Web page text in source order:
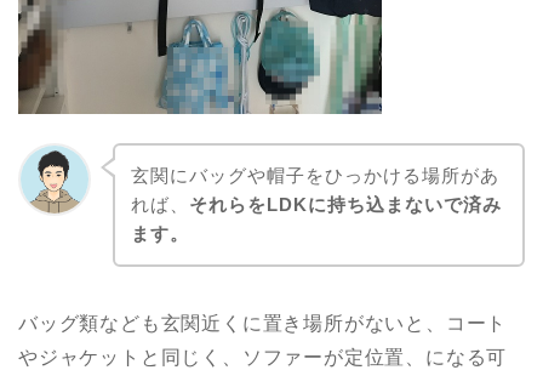
玄関にバッグや帽子をひっかける場所があ
れば、 それらをLDKに持ち込まないで済み
ます。
バッグ類なども玄関近くに置き場所がないと、コート
やジャケットと同じく、ソファーが定位置、になる可